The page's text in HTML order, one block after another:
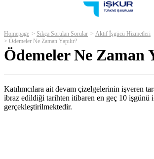
Homepage Sıkça Sorulan Sorular
Aktif İşgücü Hizmetleri
Ödemeler Ne Zaman Yapılır?
Ödemeler Ne Zaman
Katılımcılara ait devam çizelgelerinin işveren
ibraz edildiği tarihten itibaren en geç 10 işgünü
gerçekleştirilmektedir.